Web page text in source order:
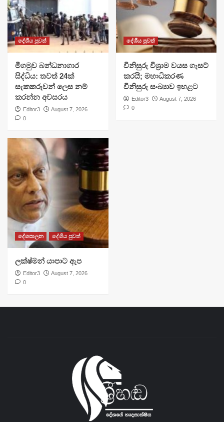
දේශීය පුවත්
මීගමුව බන්ධනාගාර
සිද්ධිය: තවත් 24ක්
සැකකරුවන් ලෙස නම්
කරන්න අවසරය
Editor3
August 7, 2026
0
දේශීය පුවත්
විනිසුරු විශ්‍රාම වයස ගැසට්
කරයි; මහාධිකරණ
විනිසුරු සංඛ්‍යාව ඉහළට
Editor3
August 7, 2026
0
දේශපාලන දේශීය පුවත්
ලක්ෂ්මන් යාපාට ඇප
Editor3
August 7, 2026
0